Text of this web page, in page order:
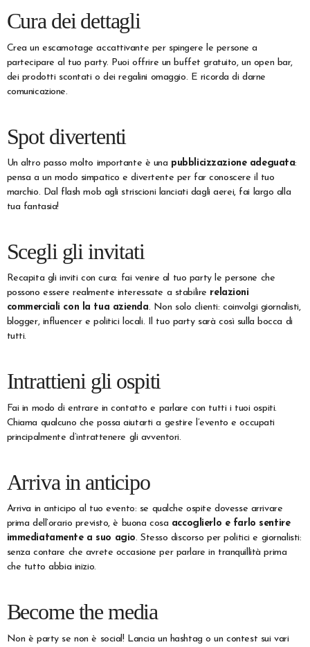
Cura dei dettagli
Crea un escamotage accattivante per spingere le persone a
partecipare al tuo party. Puoi offrire un buffet gratuito, un open bar,
dei prodotti scontati o dei regalini omaggio. E ricorda di darne
comunicazione.
Spot divertenti
Un altro passo molto importante è una pubblicizzazione adeguata:
pensa a un modo simpatico e divertente per far conoscere il tuo
marchio. Dal flash mob agli striscioni lanciati dagli aerei, fai largo alla
tua fantasia!
Scegli gli invitati
Recapita gli inviti con cura: fai venire al tuo party le persone che
possono essere realmente interessate a stabilire relazioni
commerciali con la tua azienda. Non solo clienti: coinvolgi giornalisti,
blogger, influencer e politici locali. Il tuo party sarà così sulla bocca di
tutti.
Intrattieni gli ospiti
Fai in modo di entrare in contatto e parlare con tutti i tuoi ospiti.
Chiama qualcuno che possa aiutarti a gestire l’evento e occupati
principalmente d’intrattenere gli avventori.
Arriva in anticipo
Arriva in anticipo al tuo evento: se qualche ospite dovesse arrivare
prima dell’orario previsto, è buona cosa accoglierlo e farlo sentire
immediatamente a suo agio. Stesso discorso per politici e giornalisti:
senza contare che avrete occasione per parlare in tranquillità prima
che tutto abbia inizio.
Become the media
Non è party se non è social! Lancia un hashtag o un contest sui vari